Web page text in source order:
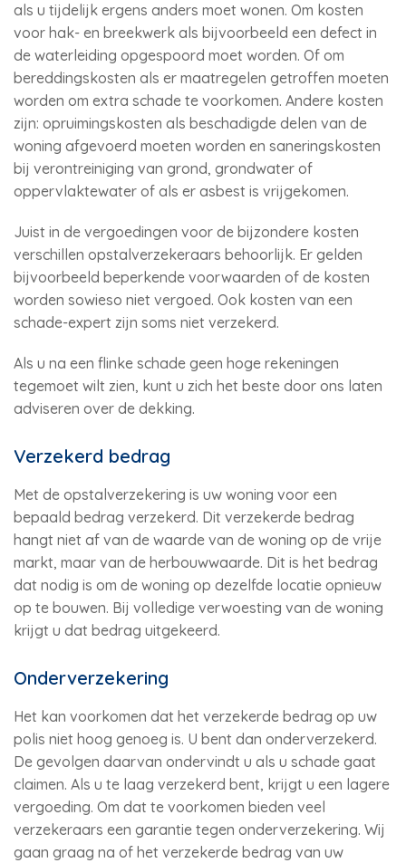
als u tijdelijk ergens anders moet wonen. Om kosten
voor hak- en breekwerk als bijvoorbeeld een defect in
de waterleiding opgespoord moet worden. Of om
bereddingskosten als er maatregelen getroffen moeten
worden om extra schade te voorkomen. Andere kosten
zijn: opruimingskosten als beschadigde delen van de
woning afgevoerd moeten worden en saneringskosten
bij verontreiniging van grond, grondwater of
oppervlaktewater of als er asbest is vrijgekomen.
Juist in de vergoedingen voor de bijzondere kosten
verschillen opstalverzekeraars behoorlijk. Er gelden
bijvoorbeeld beperkende voorwaarden of de kosten
worden sowieso niet vergoed. Ook kosten van een
schade-expert zijn soms niet verzekerd.
Als u na een flinke schade geen hoge rekeningen
tegemoet wilt zien, kunt u zich het beste door ons laten
adviseren over de dekking.
Verzekerd bedrag
Met de opstalverzekering is uw woning voor een
bepaald bedrag verzekerd. Dit verzekerde bedrag
hangt niet af van de waarde van de woning op de vrije
markt, maar van de herbouwwaarde. Dit is het bedrag
dat nodig is om de woning op dezelfde locatie opnieuw
op te bouwen. Bij volledige verwoesting van de woning
krijgt u dat bedrag uitgekeerd.
Onderverzekering
Het kan voorkomen dat het verzekerde bedrag op uw
polis niet hoog genoeg is. U bent dan onderverzekerd.
De gevolgen daarvan ondervindt u als u schade gaat
claimen. Als u te laag verzekerd bent, krijgt u een lagere
vergoeding. Om dat te voorkomen bieden veel
verzekeraars een garantie tegen onderverzekering. Wij
gaan graag na of het verzekerde bedrag van uw